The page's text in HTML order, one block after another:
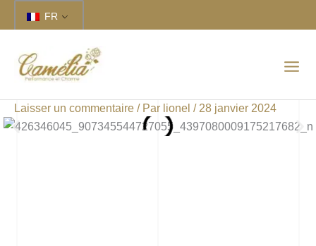
au
FR
Laisser un commentaire / Par lionel / 28 janvier 2024